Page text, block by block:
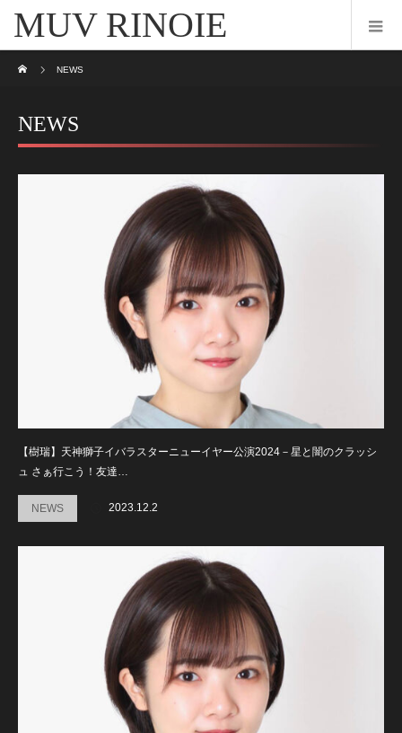
MUV RINOIE
NEWS
NEWS
【樹瑞】天神獅子イバラスターニューイヤー公演2024－星と闇のクラッシ
ュ さぁ行こう！友達…
NEWS 2023.12.2